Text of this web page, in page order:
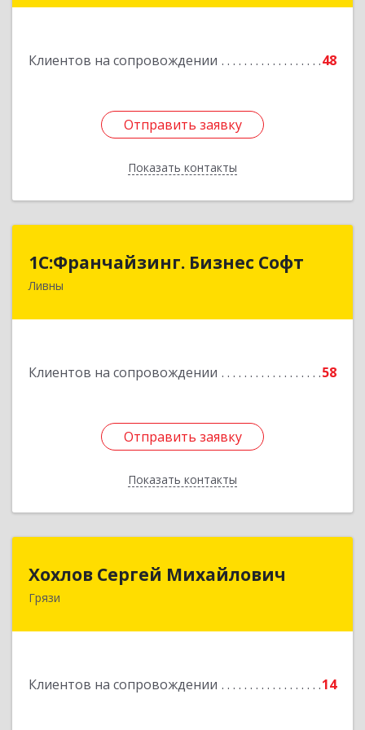
Клиентов на сопровождении 48
Отправить заявку
Показать контакты
Подробнее
Отправить заявку
Назад
1C:Франчайзинг. Бизнес Софт
Ливны
Клиентов на сопровождении 58
Отправить заявку
Показать контакты
1C:Франчайзинг. Бизнес Софт
303851, Орловская обл, Ливны г, Гайдара ул,
Отправить заявку
Назад
Хохлов Сергей Михайлович
Грязи
Клиентов на сопровождении 14
Хохлов Сергей Михайлович